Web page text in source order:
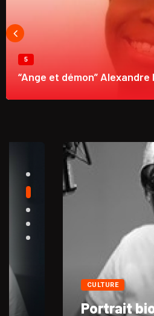
5
“Ange et démon”
Portrait